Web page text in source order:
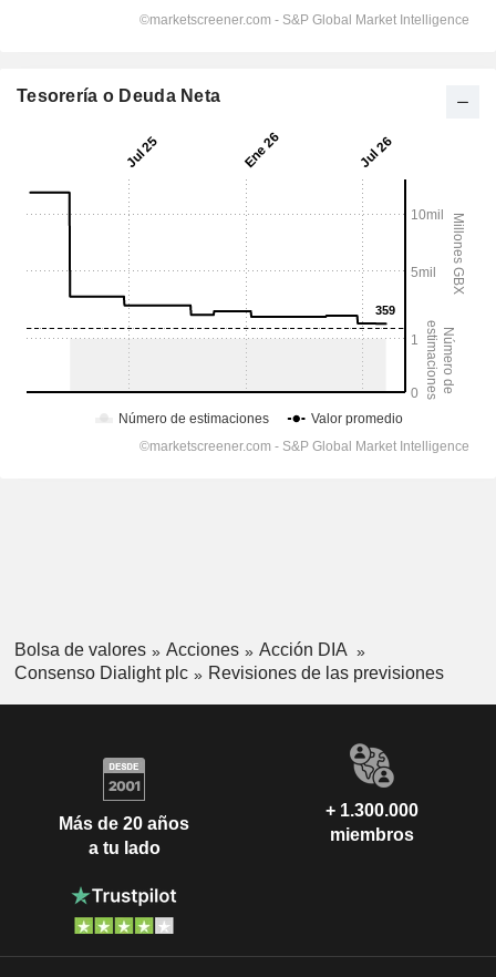
Tesorería o Deuda Neta
Bolsa de valores Acciones
Acción DIA
Consenso Dialight plc
Revisiones de las previsiones
Más de 20 años
a tu lado
+ 1.300.000
miembros